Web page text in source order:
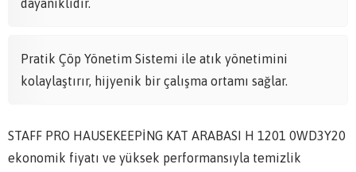
dayanıklıdır.
Pratik Çöp Yönetim Sistemi ile atık yönetimini
kolaylaştırır, hijyenik bir çalışma ortamı sağlar.
STAFF PRO HAUSEKEEPİNG KAT ARABASI H 1201 0WD3Y20
ekonomik fiyatı ve yüksek performansıyla temizlik